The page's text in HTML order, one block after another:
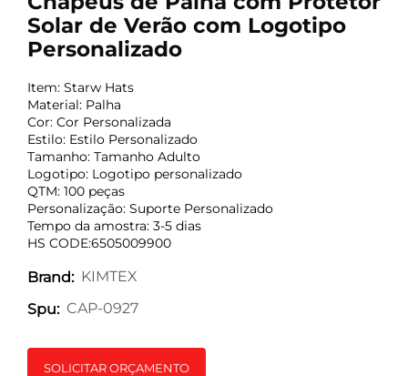
Solar de Verão com Logotipo
Personalizado
Item: Starw Hats
Material: Palha
Cor: Cor Personalizada
Estilo: Estilo Personalizado
Tamanho: Tamanho Adulto
Logotipo: Logotipo personalizado
QTM: 100 peças
Personalização: Suporte Personalizado
Tempo da amostra: 3-5 dias
HS CODE:6505009900
Brand: KIMTEX
Spu: CAP-0927
SOLICITAR ORÇAMENTO